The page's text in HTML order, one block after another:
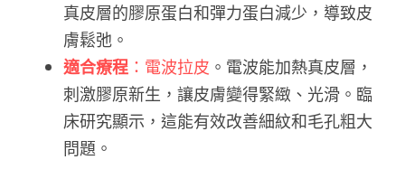
真皮層的膠原蛋白和彈力蛋白減少，導致皮
膚鬆弛。
適合療程 ：電波拉皮 。電波能加熱真皮層，
刺激膠原新生，讓皮膚變得緊緻、光滑。臨
床研究顯示，這能有效改善細紋和毛孔粗大
問題。